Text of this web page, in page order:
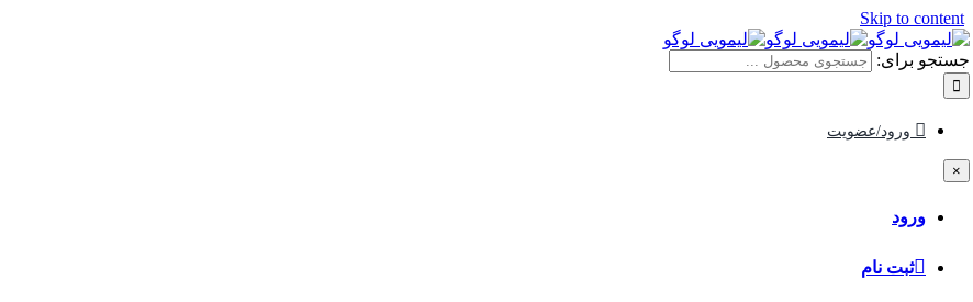
Skip to content
جستجو برای:
ورود/عضویت
×
ورود
ثبت نام